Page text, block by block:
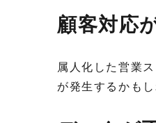
顧客対応
属人化した営業
が発生するかも